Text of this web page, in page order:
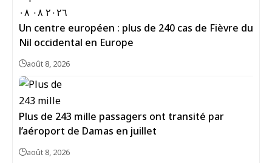
Un centre européen : plus de 240 cas de Fièvre du
Nil occidental en Europe
août 8, 2026
Plus de 243 mille passagers ont transité par
l’aéroport de Damas en juillet
août 8, 2026